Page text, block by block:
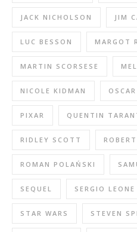
JACK NICHOLSON JIM
LUC BESSON MARGOT
MARTIN SCORSESE
NICOLE KIDMAN OSCAR
PIXAR QUENTIN
RIDLEY SCOTT
ROMAN POLAŃSKI
SEQUEL SERGIO LEONE
STAR WARS STEVEN